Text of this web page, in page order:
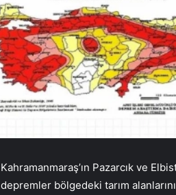
Kahramanmaraş’ın Pazarcık ve
depremler bölgedeki tarım